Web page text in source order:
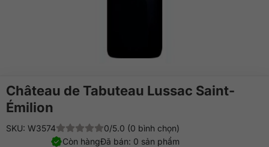
Château de Tabuteau Lussac Saint-
Émilion
SKU: W3574
0/5.0 (0 bình chọn)
Đã bán: 0 sản phẩm
Còn hàng